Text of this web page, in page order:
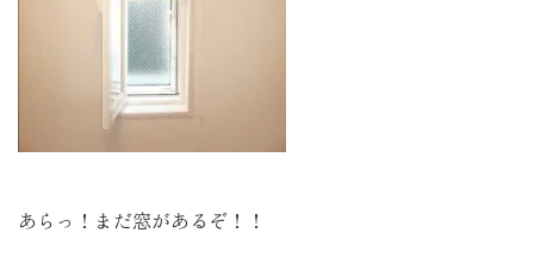
あらっ！まだ窓があるぞ！！